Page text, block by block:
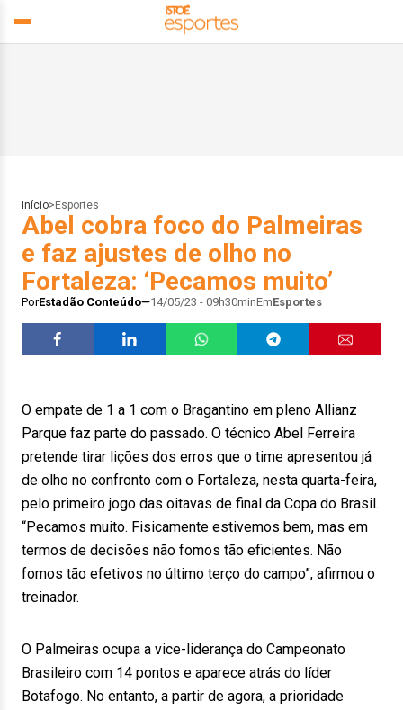
Início> Esportes
Abel cobra foco do Palmeiras
e faz ajustes de olho no
Fortaleza: ‘Pecamos muito’
PorEstadão Conteúdo 14/05/23 - 09h30minEmEsportes
O empate de 1 a 1 com o Bragantino em pleno Allianz
Parque faz parte do passado. O técnico Abel Ferreira
pretende tirar lições dos erros que o time apresentou já
de olho no confronto com o Fortaleza, nesta quarta-feira,
pelo primeiro jogo das oitavas de final da Copa do Brasil.
“Pecamos muito. Fisicamente estivemos bem, mas em
termos de decisões não fomos tão eficientes. Não
fomos tão efetivos no último terço do campo”, afirmou o
treinador.
O Palmeiras ocupa a vice-liderança do Campeonato
Brasileiro com 14 pontos e aparece atrás do líder
Botafogo. No entanto, a partir de agora, a prioridade